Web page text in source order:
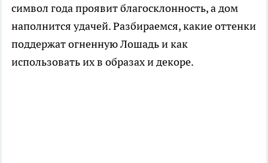
символ года проявит благосклонность, а дом
наполнится удачей. Разбираемся, какие оттенки
поддержат огненную Лошадь и как
использовать их в образах и декоре.